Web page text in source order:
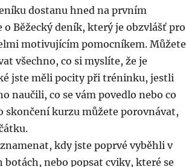
dostanu hned na prvním
o Běžecký deník, který je obzvlášť pro
motivujícím pomocníkem. Můžete
všechno, co si myslíte, že je
jste měli pocity při tréninku, jestli
naučili, co se vám povedlo nebo co
skončení kurzu můžete porovnávat,
kdy jste poprvé vyběhli v
botách, nebo popsat cviky, které se